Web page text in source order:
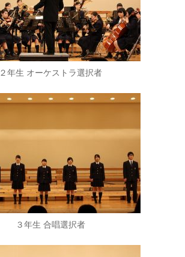
２年生 オーケストラ選択者
３年生 合唱選択者